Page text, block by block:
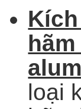
loại